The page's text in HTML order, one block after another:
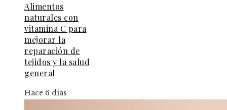
Alimentos
naturales con
vitamina C para
mejorar la
reparación de
tejidos y la salud
general
Hace 6 días